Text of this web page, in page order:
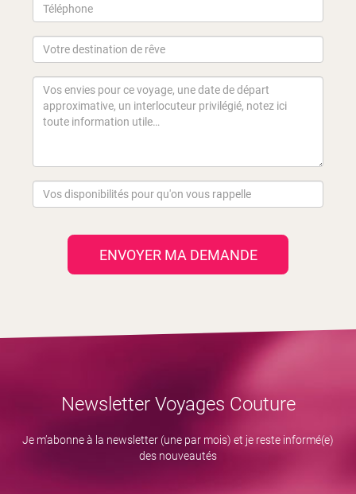
ENVOYER MA DEMANDE
Newsletter Voyages Couture
Je m’abonne à la newsletter (une par mois) et je reste informé(e)
des nouveautés